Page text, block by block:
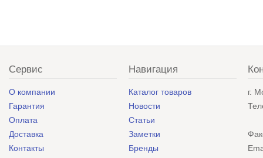
Сервис
О компании
Гарантия
Оплата
Доставка
Контакты
Навигация
Каталог товаров
Новости
Статьи
Заметки
Бренды
г.